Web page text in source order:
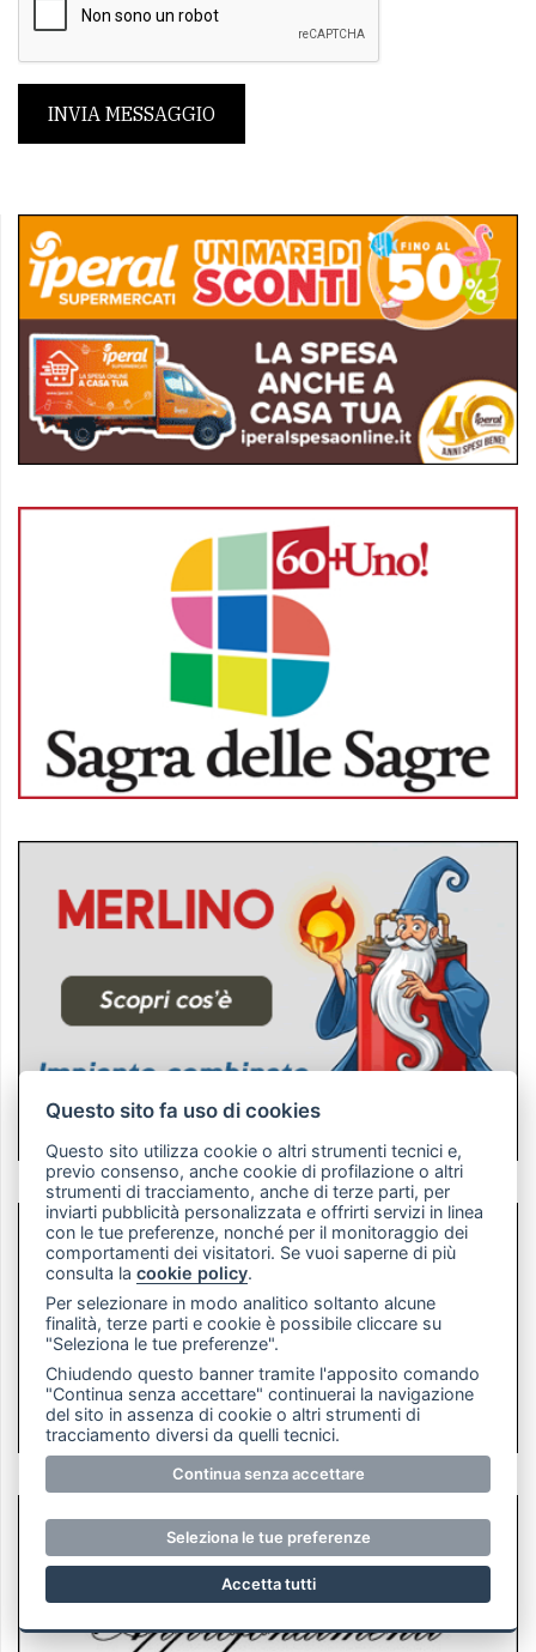
INVIA MESSAGGIO
Questo sito fa uso di cookies
Questo sito utilizza cookie o altri strumenti tecnici e,
previo consenso, anche cookie di profilazione o altri
strumenti di tracciamento, anche di terze parti, per
inviarti pubblicità personalizzata e offrirti servizi in linea
con le tue preferenze, nonché per il monitoraggio dei
comportamenti dei visitatori. Se vuoi saperne di più
consulta lacookie policy.
Per selezionare in modo analitico soltanto alcune
finalità, terze parti e cookie è possibile cliccare su
"Seleziona le tue preferenze".
Chiudendo questo banner tramite l'apposito comando
"Continua senza accettare" continuerai la navigazione
del sito in assenza di cookie o altri strumenti di
tracciamento diversi da quelli tecnici.
Continua senza accettare
Seleziona le tue preferenze
Accetta tutti